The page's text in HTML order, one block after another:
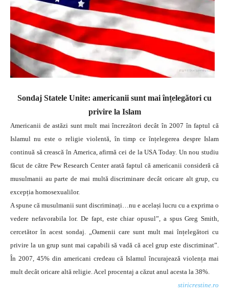
Sondaj Statele Unite: americanii sunt mai înțelegători cu
privire la Islam
Americanii de astăzi sunt mult mai încrezători decât în 2007 în faptul că
Islamul nu este o religie violentă, în timp ce înțelegerea despre Islam
continuă să crească în America, afirmă cei de la USA Today. Un nou studiu
făcut de către Pew Research Center arată faptul că americanii consideră că
musulmanii au parte de mai multă discriminare decât oricare alt grup, cu
excepția homosexualilor.
A spune că musulmanii sunt discriminați…nu e același lucru cu a exprima o
vedere nefavorabila lor. De fapt, este chiar opusul”, a spus Greg Smith,
cercetător în acest sondaj. „Oamenii care sunt mult mai înțelegători cu
privire la un grup sunt mai capabili să vadă că acel grup este discriminat”.
În 2007, 45% din americani credeau că Islamul încurajează violența mai
mult decât oricare altă religie. Acel procentaj a căzut anul acesta la 38%.
stiricrestine.ro